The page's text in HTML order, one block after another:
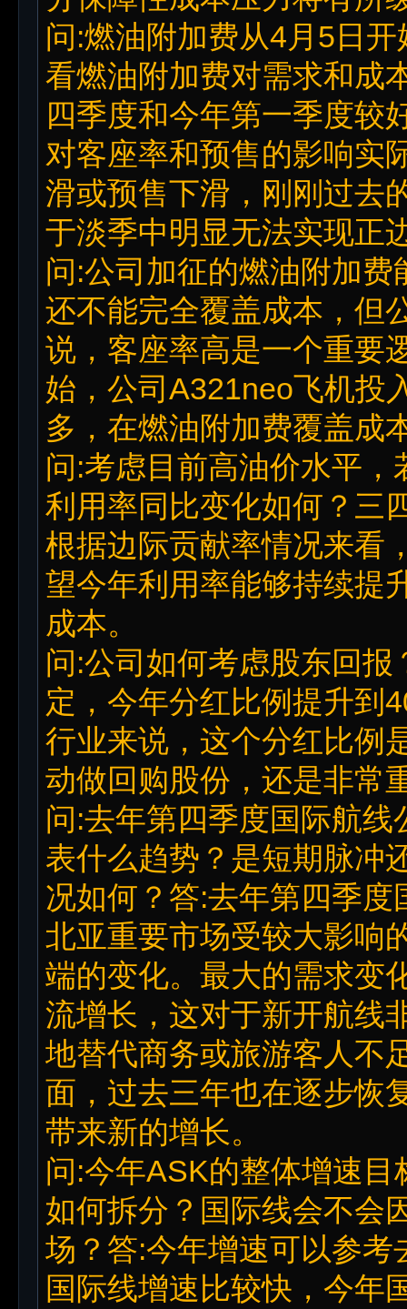
问:燃油附加费从4月5日
看燃油附加费对需求和成
四季度和今年第一季度较
对客座率和预售的影响实
滑或预售下滑，刚刚过去
于淡季中明显无法实现正
问:公司加征的燃油附加
还不能完全覆盖成本，但
说，客座率高是一个重要
始，公司A321neo飞机投
多，在燃油附加费覆盖成
问:考虑目前高油价水平
利用率同比变化如何？三
根据边际贡献率情况来看
望今年利用率能够持续提
成本。
问:公司如何考虑股东回
定，今年分红比例提升到
行业来说，这个分红比例
动做回购股份，还是非常
问:去年第四季度国际航
表什么趋势？是短期脉冲
况如何？答:去年第四季
北亚重要市场受较大影响
端的变化。最大的需求变
流增长，这对于新开航线
地替代商务或旅游客人不
面，过去三年也在逐步恢
带来新的增长。
问:今年ASK的整体增速
如何拆分？国际线会不会
场？答:今年增速可以参
国际线增速比较快，今年